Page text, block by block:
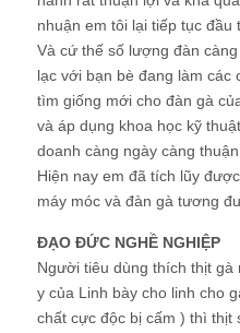
nhuận em tôi lại tiếp tục đầu
Và cứ thế số lượng đàn
lạc với bạn bè đang làm các
tìm giống mới cho đàn gà
và áp dụng khoa học kỹ
doanh càng ngày càng
Hiện nay em đã tích lũy
máy móc và đàn gà tương
ĐẠO ĐỨC NGHỀ NGHIỆP
Người tiêu dùng thích thịt gà
y của Linh bày cho linh cho
chất cực độc bị cấm ) thì thịt